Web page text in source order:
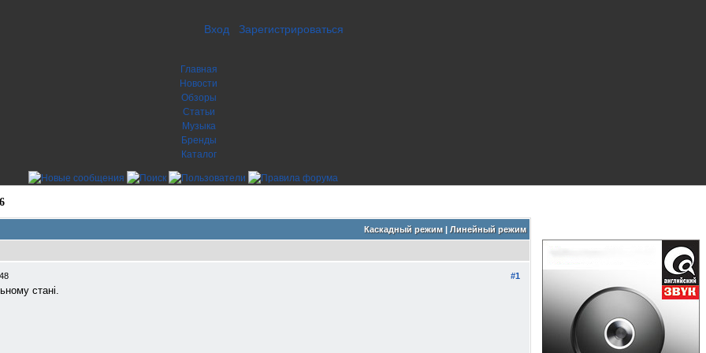
Вход Зарегистрироваться
Главная
Новости
Обзоры
Статьи
Музыка
Бренды
Каталог
Каскадный режим| Линейный режим
#1
стані.